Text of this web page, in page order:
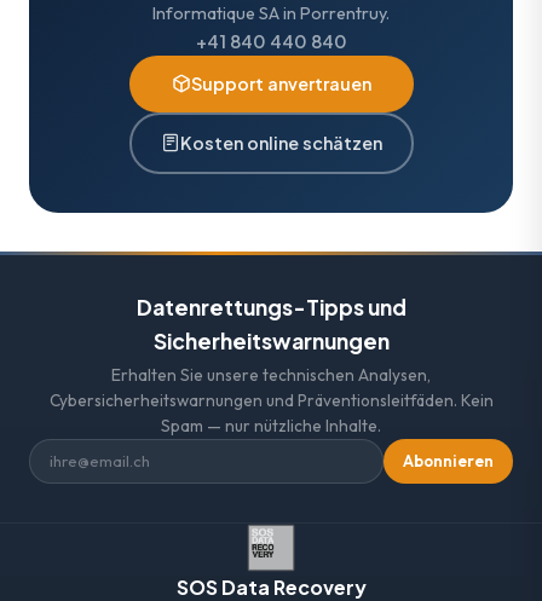
Informatique SA in Porrentruy.
+41 840 440 840
Support anvertrauen
Kosten online schätzen
Datenrettungs-Tipps und
Sicherheitswarnungen
Erhalten Sie unsere technischen Analysen,
Cybersicherheitswarnungen und Präventionsleitfäden. Kein
Spam — nur nützliche Inhalte.
Abonnieren
SOS Data Recovery